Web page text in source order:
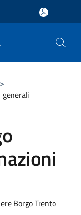
>
generali
Borgo Trento